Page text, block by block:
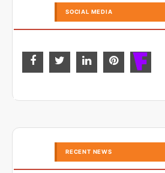
SOCIAL MEDIA
RECENT NEWS